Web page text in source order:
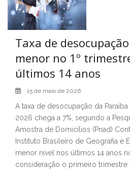
Taxa de
menor no 1º
últimos 14 anos
15 de maio de 2026
A taxa de desocupação da
2026 chega a 7%, segundo a
Amostra de Domicílios (Pnad)
Instituto Brasileiro de Geografia e
menor nível nos últimos 14 anos
consideração o primeiro trimestre